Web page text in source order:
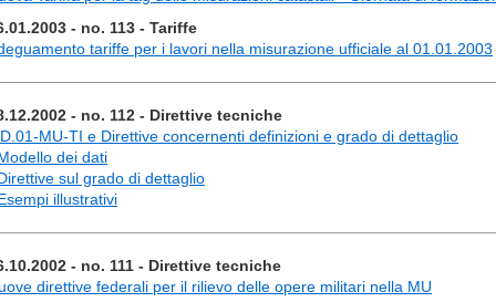
- no. 113 - Tariffe
tariffe per i lavori nella misurazione ufficiale al 01.01.2003
- no. 112 - Direttive tecniche
MU-TI e Direttive concernenti definizioni e grado di dettaglio
dei dati
sul grado di dettaglio
illustrativi
- no. 111 - Direttive tecniche
direttive federali per il rilievo delle opere militari nella MU